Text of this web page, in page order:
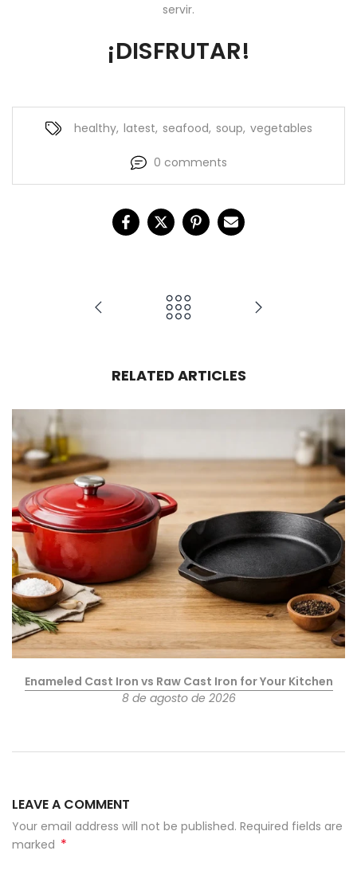
servir.
¡DISFRUTAR!
healthy, latest, seafood, soup, vegetables
0 comments
RELATED ARTICLES
Enameled Cast Iron vs Raw Cast Iron for Your Kitchen
8 de agosto de 2026
LEAVE A COMMENT
Your email address will not be published. Required fields are
marked *